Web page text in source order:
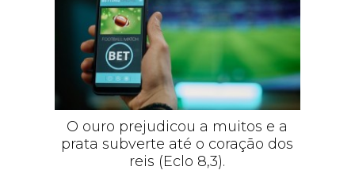
O ouro prejudicou a muitos e a
prata subverte até o coração dos
reis (Eclo 8,3).